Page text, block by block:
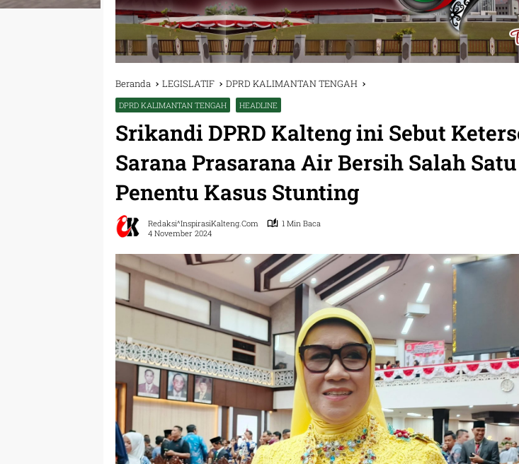
Beranda LEGISLATIF DPRD KALIMANTAN TENGAH
DPRD KALIMANTAN TENGAH HEADLINE
Srikandi DPRD Kalteng ini Sebut
Sarana Prasarana Air Bersih Salah Satu
Penentu Kasus Stunting
Redaksi^InspirasiKalteng.com
1 Min Baca
4 November 2024